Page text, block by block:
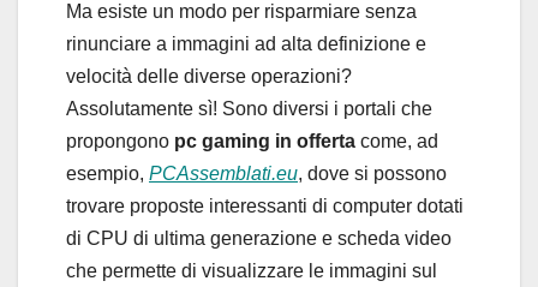
Ma esiste un modo per risparmiare senza
rinunciare a immagini ad alta definizione e
velocità delle diverse operazioni?
Assolutamente sì! Sono diversi i portali che
propongono pc gaming in offerta come, ad
esempio, PCAssemblati.eu, dove si possono
trovare proposte interessanti di computer dotati
di CPU di ultima generazione e scheda video
che permette di visualizzare le immagini sul